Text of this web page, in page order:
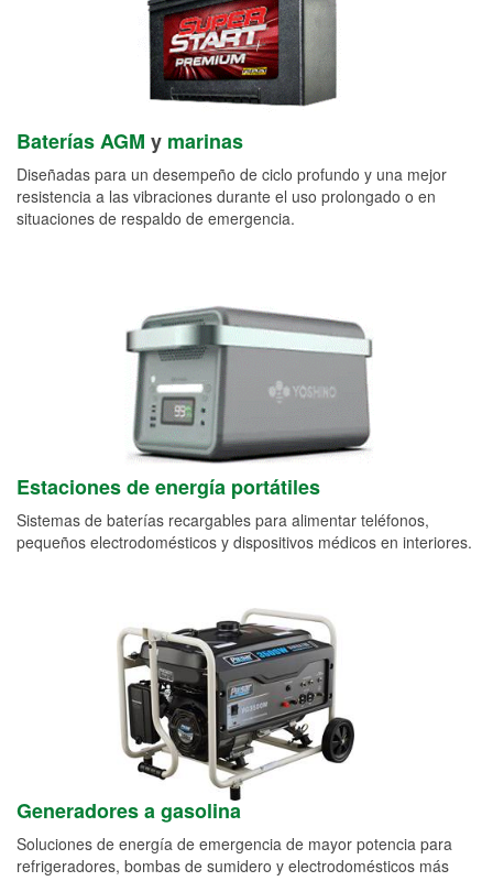
Baterías AGM y marinas
Diseñadas para un desempeño de ciclo profundo y una mejor
resistencia a las vibraciones durante el uso prolongado o en
situaciones de respaldo de emergencia.
Estaciones de energía portátiles
Sistemas de baterías recargables para alimentar teléfonos,
pequeños electrodomésticos y dispositivos médicos en interiores.
Generadores a gasolina
Soluciones de energía de emergencia de mayor potencia para
refrigeradores, bombas de sumidero y electrodomésticos más